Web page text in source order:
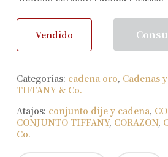
Vendido
Categorías: cadena oro, Cadenas
TIFFANY & Co.
Atajos: conjunto dije y cadena,
CONJUNTO TIFFANY, CORAZON,
Co.